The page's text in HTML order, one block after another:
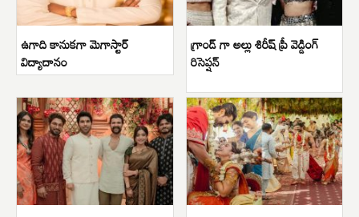
ఉగాది కానుకగా మెగాస్టార్
విద్యాదానం
గ్రాండ్ గా అల్లు శిరీష్ ప్రీ వెడ్డింగ్
రిసెప్షన్